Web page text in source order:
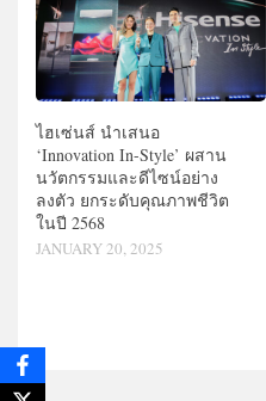
ไฮเซ่นส์ นำเสนอ
‘Innovation In-Style’ ผสาน
นวัตกรรมและดีไซน์อย่าง
ลงตัว ยกระดับคุณภาพชีวิต
ในปี 2568
JANUARY 20, 2025